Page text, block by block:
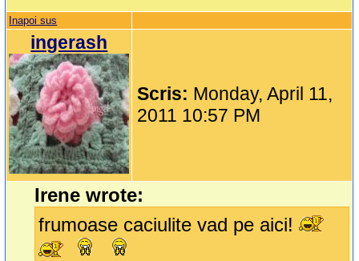
Inapoi sus
ingerash
Scris: Monday, April 11,
2011 10:57 PM
Irene wrote:
frumoase caciulite vad pe aici!